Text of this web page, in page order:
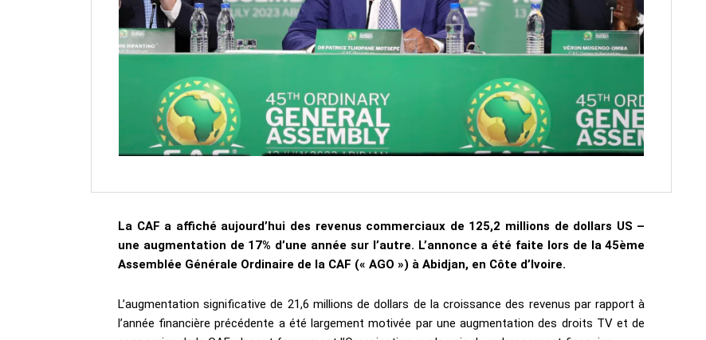
La CAF a affiché aujourd’hui des revenus commerciaux de 125,2 millions de dollars US –
une augmentation de 17% d’une année sur l’autre. L’annonce a été faite lors de la 45ème
Assemblée Générale Ordinaire de la CAF (« AGO ») à Abidjan, en Côte d’Ivoire.
L’augmentation significative de 21,6 millions de dollars de la croissance des revenus par rapport à
l’année financière précédente a été largement motivée par une augmentation des droits TV et de